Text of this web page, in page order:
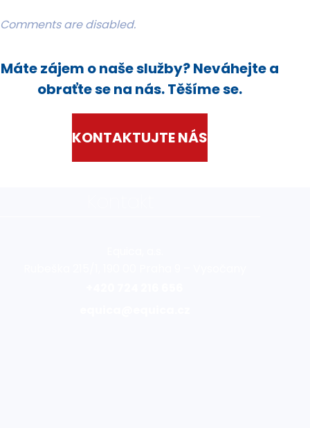
Comments are disabled.
Máte zájem o naše služby? Neváhejte a
obraťte se na nás. Těšíme se.
KONTAKTUJTE NÁS